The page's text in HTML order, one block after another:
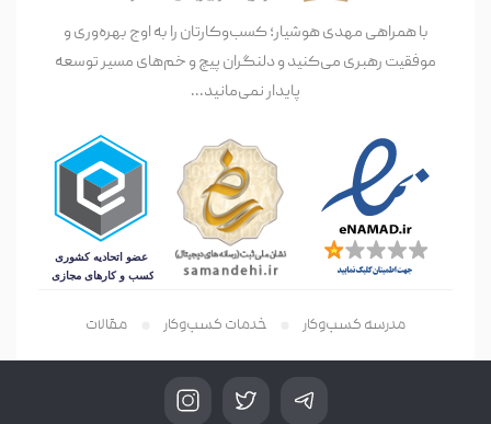
با همراهی مهدی هوشیار؛ کسب‌وکارتان را به اوج بهره‌وری و
موفقیت رهبری می‌کنید و دلنگران پیچ و خم‌های مسیر توسعه
پایدار نمی‌مانید...
مدرسه کسب‌وکار خدمات کسب‌وکار مقالات